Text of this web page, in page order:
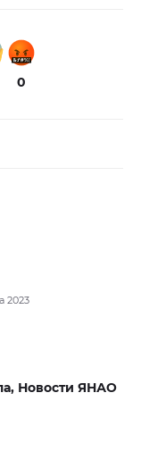
0
2023
Новости ЯНАО